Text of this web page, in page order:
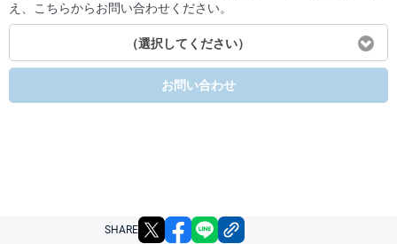
え、こちらからお問い合わせください。
（選択してください）
お問い合わせ
SHARE X facebook